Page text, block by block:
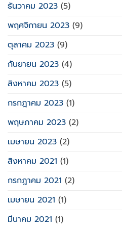
ธันวาคม 2023 (5)
พฤศจิกายน 2023 (9)
ตุลาคม 2023 (9)
กันยายน 2023 (4)
สิงหาคม 2023 (5)
กรกฎาคม 2023 (1)
พฤษภาคม 2023 (2)
เมษายน 2023 (2)
สิงหาคม 2021 (1)
กรกฎาคม 2021 (2)
เมษายน 2021 (1)
มีนาคม 2021 (1)